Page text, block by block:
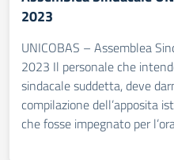
2023
UNICOBAS – Assemblea
2023 Il personale che
sindacale suddetta, deve
compilazione dell’apposita
che fosse impegnato per